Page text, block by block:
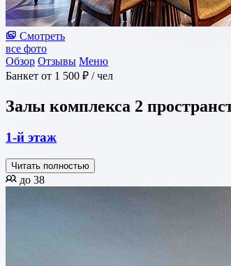
Смотреть
все фото
Обзор Отзывы Меню
Банкет от 1 500 ₽ / чел
Залы комплекса 2
1-й этаж
Читать полностью
до 38